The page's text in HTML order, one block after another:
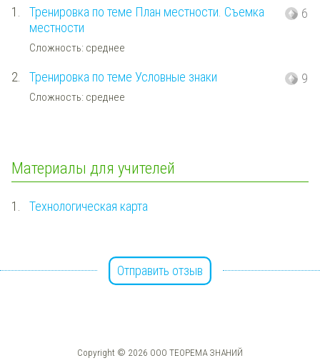
1.
Тренировка по теме План местности. Съемка
местности
Сложность: среднее
6
2. Тренировка по теме Условные знаки
Сложность: среднее
9
Материалы для учителей
1. Технологическая карта
Отправить отзыв
Copyright © 2026 ООО ТЕОРЕМА ЗНАНИЙ